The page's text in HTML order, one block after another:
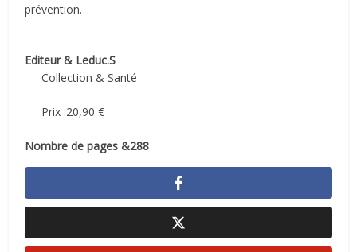
prévention.
Editeur & Leduc.S
Collection & Santé
Prix :20,90 €
Nombre de pages &288